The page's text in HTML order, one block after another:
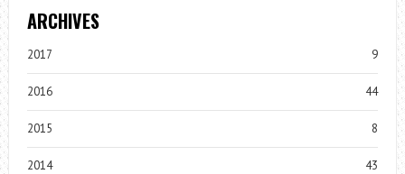
ARCHIVES
2017 9
2016 44
2015 8
2014 43